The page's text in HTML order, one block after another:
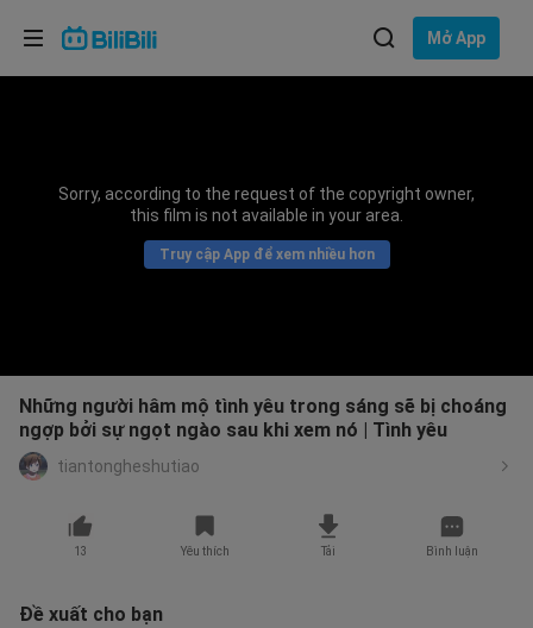
Mở App
Sorry, according to the request of the copyright owner,
this film is not available in your area.
Truy cập App để xem nhiều hơn
Những người hâm mộ tình yêu trong sáng sẽ bị choáng
ngợp bởi sự ngọt ngào sau khi xem nó | Tình yêu
tiantongheshutiao
13 Yêu thích Tải Bình luận
Đề xuất cho bạn
Lựa chọn ngôn ngữ
Bahasa Indonesia